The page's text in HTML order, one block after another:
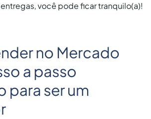
você pode ficar tranquilo(a)!
no Mercado
a passo
para ser um